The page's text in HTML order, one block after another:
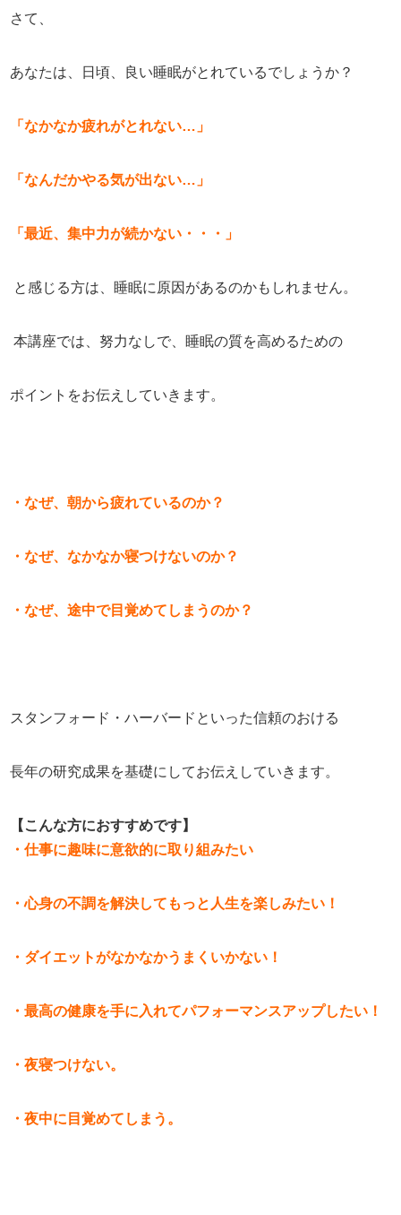
さて、
あなたは、日頃、良い睡眠がとれているでしょうか？
「なかなか疲れがとれない…」
「なんだかやる気が出ない…」
「最近、集中力が続かない・・・」
と感じる方は、睡眠に原因があるのかもしれません。
本講座では、努力なしで、睡眠の質を高めるための
ポイントをお伝えしていきます。
・なぜ、朝から疲れているのか？
・なぜ、なかなか寝つけないのか？
・なぜ、途中で目覚めてしまうのか？
スタンフォード・ハーバードといった信頼のおける
長年の研究成果を基礎にしてお伝えしていきます。
【こんな方におすすめです】
・仕事に趣味に意欲的に取り組みたい
・心身の不調を解決してもっと人生を楽しみたい！
・ダイエットがなかなかうまくいかない！
・最高の健康を手に入れてパフォーマンスアップしたい！
・夜寝つけない。
・夜中に目覚めてしまう。